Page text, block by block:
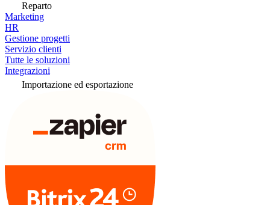
Reparto
Marketing
HR
Gestione progetti
Servizio clienti
Tutte le soluzioni
Integrazioni
Importazione ed esportazione